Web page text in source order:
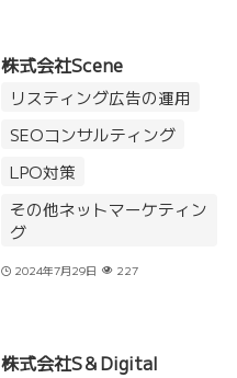
株式会社Scene
リスティング広告の運用
SEOコンサルティング
LPO対策
その他ネットマーケティン
グ
2024年7月29日 227
株式会社S＆Digital